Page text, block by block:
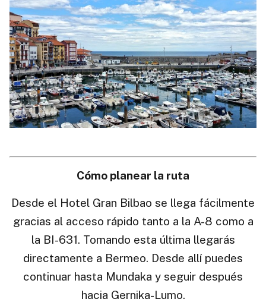
Cómo planear la ruta
Desde el Hotel Gran Bilbao se llega fácilmente
gracias al acceso rápido tanto a la A-8 como a
la BI-631. Tomando esta última llegarás
directamente a Bermeo. Desde allí puedes
continuar hasta Mundaka y seguir después
hacia Gernika-Lumo.